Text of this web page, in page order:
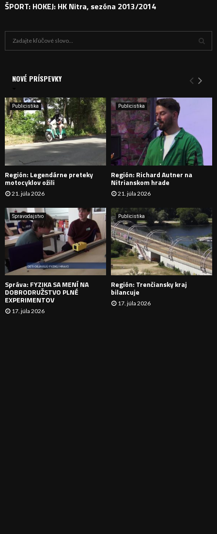
ŠPORT: HOKEJ: HK Nitra, sezóna 2013/2014
i
e
:
Y
H
D
A
N
I
E
NOVÉ PRÍSPEVKY
Publicistika
Región: Legendárne preteky
motocyklov ožili
21. júla 2026
Publicistika
Región: Richard Autner na
Nitrianskom hrade
21. júla 2026
Spravodajstvo
Správa: FYZIKA SA MENÍ NA
DOBRODRUŽSTVO PLNÉ
EXPERIMENTOV
17. júla 2026
Publicistika
Región: Trenčiansky kraj
bilancuje
17. júla 2026